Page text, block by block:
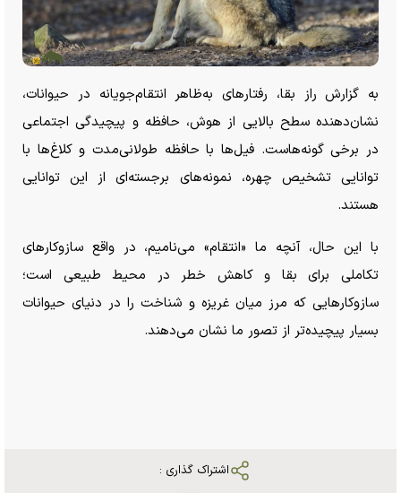
به گزارش راز بقا، رفتار‌های به‌ظاهر انتقام‌جویانه در حیوانات،
نشان‌دهنده سطح بالایی از هوش، حافظه و پیچیدگی اجتماعی
در برخی گونه‌هاست. فیل‌ها با حافظه طولانی‌مدت و کلاغ‌ها با
توانایی تشخیص چهره، نمونه‌های برجسته‌ای از این توانایی
هستند.
با این حال، آنچه ما «انتقام» می‌نامیم، در واقع سازوکار‌های
تکاملی برای بقا و کاهش خطر در محیط طبیعی است؛
سازوکار‌هایی که مرز میان غریزه و شناخت را در دنیای حیوانات
بسیار پیچیده‌تر از تصور ما نشان می‌دهند.
اشتراک گذاری :